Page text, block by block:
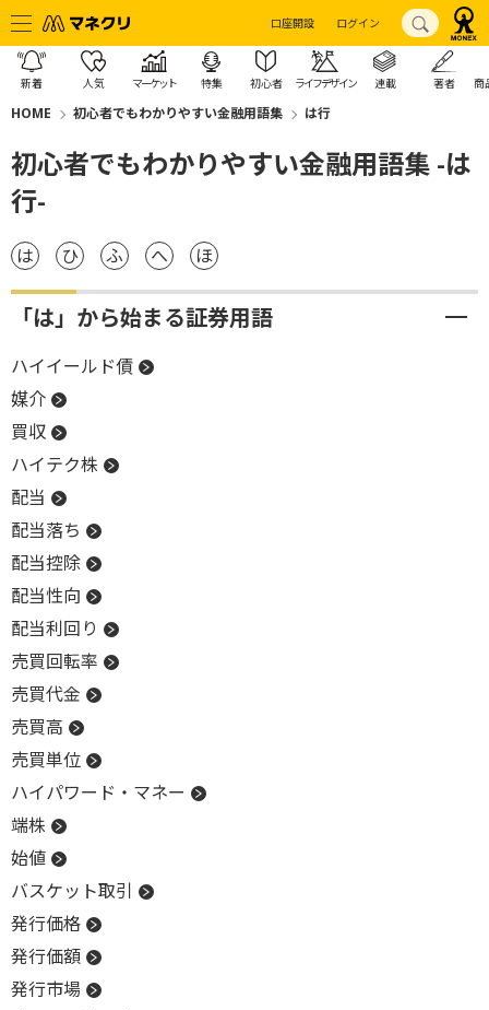
口座開設 ログイン
新着 人気 マーケット 特集 初心者 ライフデザイン 連載 著者 商
HOME 初心者でもわかりやすい金融用語集 は行
初心者でもわかりやすい金融用語集 -は
行-
は ひ ふ へ ほ
「は」から始まる証券用語
ハイイールド債
媒介
買収
ハイテク株
配当
配当落ち
配当控除
配当性向
配当利回り
売買回転率
売買代金
売買高
売買単位
ハイパワード・マネー
端株
始値
バスケット取引
発行価格
発行価額
発行市場